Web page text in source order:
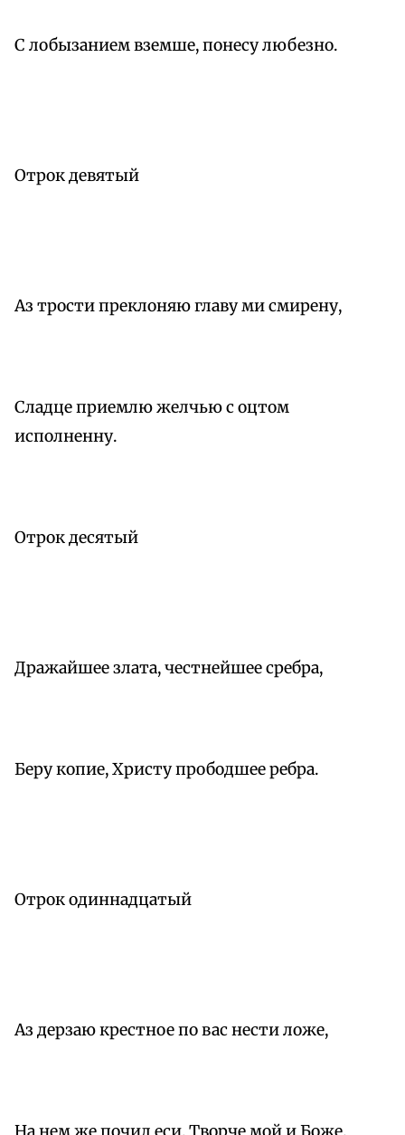
С лобызанием вземше, понесу любезно.
Отрок девятый
Аз трости преклоняю главу ми смирену,
Сладце приемлю желчью с оцтом
исполненну.
Отрок десятый
Дражайшее злата, честнейшее сребра,
Беру копие, Христу прободшее ребра.
Отрок одиннадцатый
Аз дерзаю крестное по вас нести ложе,